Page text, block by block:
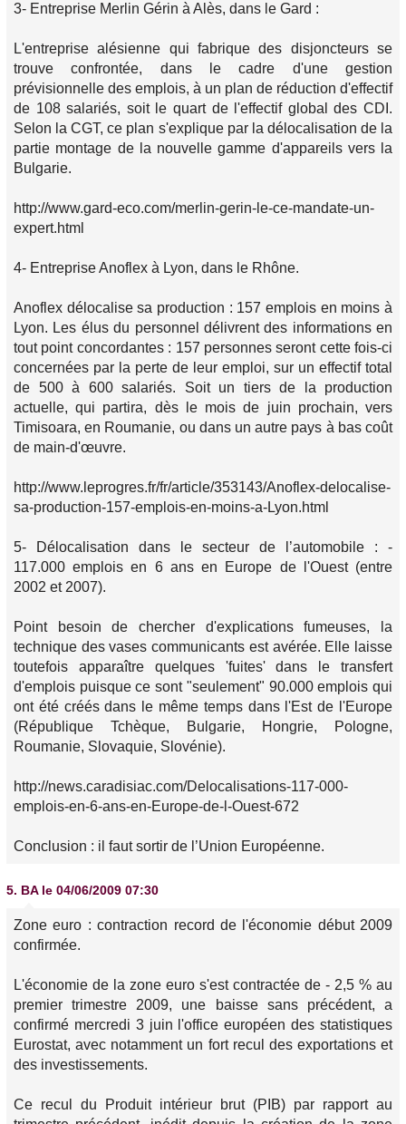
3- Entreprise Merlin Gérin à Alès, dans le Gard :
L'entreprise alésienne qui fabrique des disjoncteurs se
trouve confrontée, dans le cadre d'une gestion
prévisionnelle des emplois, à un plan de réduction d'effectif
de 108 salariés, soit le quart de l'effectif global des CDI.
Selon la CGT, ce plan s'explique par la délocalisation de la
partie montage de la nouvelle gamme d'appareils vers la
Bulgarie.
http://www.gard-eco.com/merlin-gerin-le-ce-mandate-un-
expert.html
4- Entreprise Anoflex à Lyon, dans le Rhône.
Anoflex délocalise sa production : 157 emplois en moins à
Lyon. Les élus du personnel délivrent des informations en
tout point concordantes : 157 personnes seront cette fois-ci
concernées par la perte de leur emploi, sur un effectif total
de 500 à 600 salariés. Soit un tiers de la production
actuelle, qui partira, dès le mois de juin prochain, vers
Timisoara, en Roumanie, ou dans un autre pays à bas coût
de main-d'œuvre.
http://www.leprogres.fr/fr/article/353143/Anoflex-delocalise-
sa-production-157-emplois-en-moins-a-Lyon.html
5- Délocalisation dans le secteur de l’automobile : -
117.000 emplois en 6 ans en Europe de l'Ouest (entre
2002 et 2007).
Point besoin de chercher d'explications fumeuses, la
technique des vases communicants est avérée. Elle laisse
toutefois apparaître quelques 'fuites' dans le transfert
d'emplois puisque ce sont "seulement" 90.000 emplois qui
ont été créés dans le même temps dans l'Est de l'Europe
(République Tchèque, Bulgarie, Hongrie, Pologne,
Roumanie, Slovaquie, Slovénie).
http://news.caradisiac.com/Delocalisations-117-000-
emplois-en-6-ans-en-Europe-de-l-Ouest-672
Conclusion : il faut sortir de l’Union Européenne.
5. BA le 04/06/2009 07:30
Zone euro : contraction record de l'économie début 2009
confirmée.
L'économie de la zone euro s'est contractée de - 2,5 % au
premier trimestre 2009, une baisse sans précédent, a
confirmé mercredi 3 juin l'office européen des statistiques
Eurostat, avec notamment un fort recul des exportations et
des investissements.
Ce recul du Produit intérieur brut (PIB) par rapport au